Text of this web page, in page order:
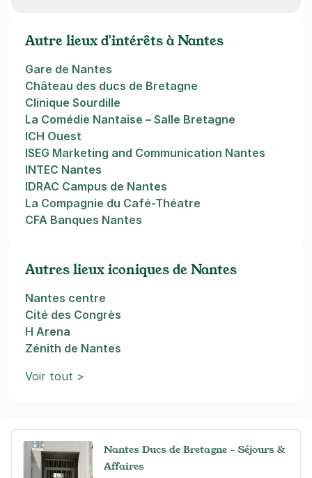
Nantes Ducs de Bretagne - Séjours &
Affaires
Autre lieux d'intérêts à Nantes
Gare de Nantes
Château des ducs de Bretagne
Clinique Sourdille
La Comédie Nantaise – Salle Bretagne
ICH Ouest
ISEG Marketing and Communication Nantes
INTEC Nantes
IDRAC Campus de Nantes
La Compagnie du Café-Théatre
CFA Banques Nantes
Autres lieux iconiques de Nantes
Nantes centre
Cité des Congrès
H Arena
Zénith de Nantes
Voir tout >